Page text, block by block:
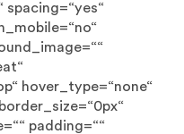
hover_type=“none“
padding=““